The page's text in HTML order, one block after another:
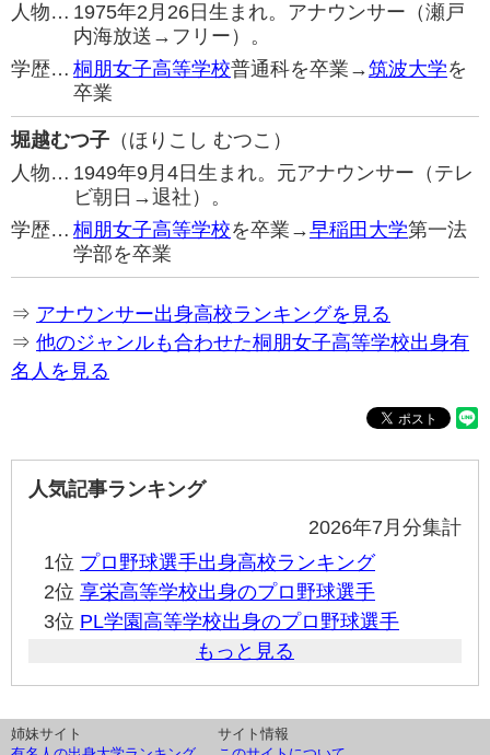
人物… 1975年2月26日生まれ。アナウンサー（瀬戸
内海放送→フリー）。
学歴… 桐朋女子高等学校普通科を卒業→筑波大学を
卒業
堀越むつ子 （ほりこし むつこ）
人物… 1949年9月4日生まれ。元アナウンサー（テレ
ビ朝日→退社）。
学歴… 桐朋女子高等学校を卒業→早稲田大学第一法
学部を卒業
⇒ アナウンサー出身高校ランキングを見る
⇒ 他のジャンルも合わせた桐朋女子高等学校出身有
名人を見る
人気記事ランキング
2026年7月分集計
1位 プロ野球選手出身高校ランキング
2位 享栄高等学校出身のプロ野球選手
3位 PL学園高等学校出身のプロ野球選手
もっと見る
姉妹サイト
サイト情報